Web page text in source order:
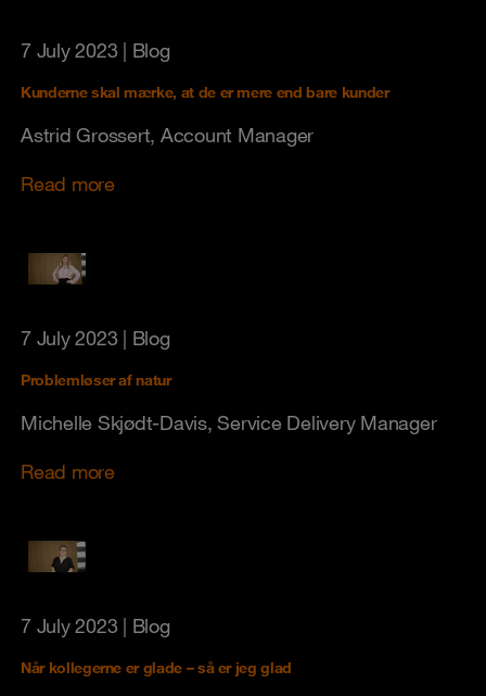
7 July 2023 | Blog
Kunderne skal mærke, at de er mere end bare kunder
Astrid Grossert, Account Manager
Read more
7 July 2023 | Blog
Problemløser af natur
Michelle Skjødt-Davis, Service Delivery Manager
Read more
7 July 2023 | Blog
Når kollegerne er glade – så er jeg glad